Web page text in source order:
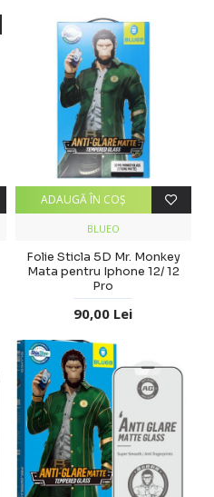
BLUEO
Folie Sticla 5D Mr. Monkey
Mata pentru Iphone 12/ 12
Pro
90,00 Lei
ADAUGĂ ÎN COŞ